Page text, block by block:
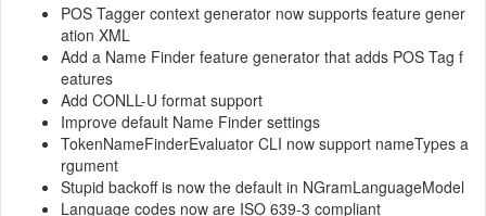
POS Tagger context generator now supports feature gener
ation XML
Add a Name Finder feature generator that adds POS Tag f
eatures
Add CONLL-U format support
Improve default Name Finder settings
TokenNameFinderEvaluator CLI now support nameTypes a
rgument
Stupid backoff is now the default in NGramLanguageModel
Language codes now are ISO 639-3 compliant